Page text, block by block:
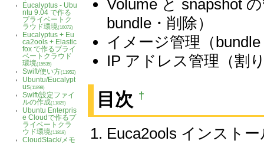
Eucalyptus - Ubu
ntu 9.04 で作る
プライベートク
ラウド環境(16072)
Eucalyptus + Eu
ca2ools + Elastic
fox で作るプライ
ベートクラウド
環境(15535)
Swift/使い方(11952)
Ubuntu/Eucalypt
us(11898)
Swift/設定ファイ
ルの作成(11829)
Ubuntu Enterpris
e Cloudで作るプ
ライベートクラ
ウド環境(11818)
CloudStack/メモ
Volume と snapshot
bundle・削除）
イメージ管理（
IP アドレス管理（割
目次 †
Euca2ools インストー